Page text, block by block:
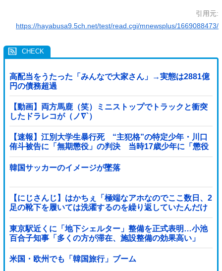
引用元:
https://hayabusa9.5ch.net/test/read.cgi/mnewsplus/1669088473/
高配当をうたった「みんなで大家さん」→実態は2881億
円の債務超過
【動画】両方馬鹿（笑）ミニストップでトラックと衝突
したドラレコが（ノ∇`）
【速報】江別大学生暴行死 “主犯格”の特定少年・川口
侑斗被告に「無期懲役」の判決 当時17歳少年に「懲役
30年」の判決
韓国サッカーのイメージが墜落
【にじさんじ】はかちぇ「極端なアホなのでここ数日、2
足の靴下を履いては洗濯するのを繰り返していたんだけ
ど今日15足買った」他
東京駅近くに「地下シェルター」整備を正式表明…小池
百合子知事「多くの方が滞在、施設整備の効果高い」
米国・欧州でも「韓国旅行」ブーム